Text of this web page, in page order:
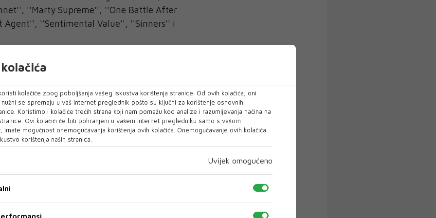
''Marty Supreme'', ''One Battle After
Agent'', ''Sentimental Value'', ''Sinners'' i
su dobili Chloé Zhao za film ''Hamnet'',
Paul Thomas Anderson za ''One
Trier za ''Sentimental Value'' i Ryan
glumice nominacije su osvojile Jessie
Byrne (''If I Had Legs I'd Kick You''), Kate
Renate Reinsve (''Sentimental Value'') i
glavnog glumca, osim Jordana, nominovani
(''Marty Supreme''), Leonardo DiCaprio (''One
Hawke (''Blue Moon'') i Wagner Moura
kolačiće zbog poboljšanja vašeg iskustva korištenja stranice. Od ovih kolačića, oni
se spremaju u vaš Internet preglednik pošto su ključni za korištenje osnovnih
Koristimo i kolačiće trećih strana koji nam pomažu kod analize i razumijevanja načina na
Ovi kolačići će biti pohranjeni u vašem Internet pregledniku samo s vašom
imate mogućnost onemogućavanja korištenja ovih kolačića. Onemogućavanje ovih kolačića
korištenja naših stranica.
Uvijek omogućeno